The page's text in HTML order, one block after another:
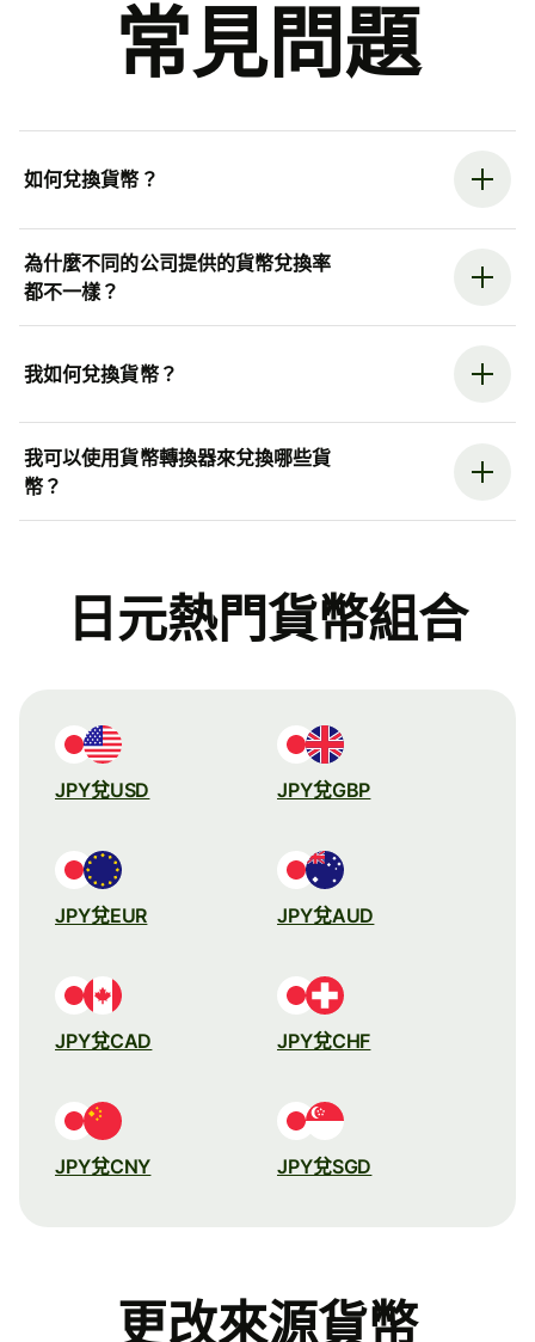
常見問題
如何兌換貨幣？
為什麼不同的公司提供的貨幣兌換率
都不一樣？
我如何兌換貨幣？
我可以使用貨幣轉換器來兌換哪些貨
幣？
日元熱門貨幣組合
JPY兌USD JPY兌GBP
JPY兌EUR JPY兌AUD
JPY兌CAD JPY兌CHF
JPY兌CNY JPY兌SGD
更改來源貨幣